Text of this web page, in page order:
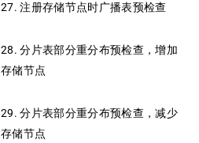
27. 注册存储节点时广播表预检查
28. 分片表部分重分布预检查，增加
存储节点
29. 分片表部分重分布预检查，减少
存储节点